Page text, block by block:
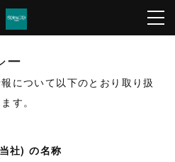
ー
について以下のとおり取り扱
す。
社) の名称